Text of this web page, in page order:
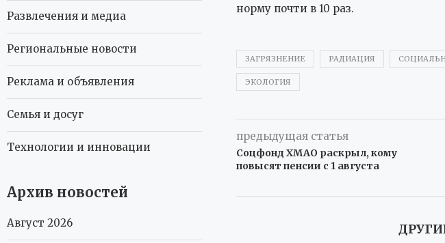
норму почти в 10 раз.
ЗАГРЯЗНЕНИЕ РАДИАЦИЯ
ЭКОЛОГИЯ
предыдущая статья
Соцфонд ХМАО раскрыл, кому
повысят пенсии с 1 августа
Развлечения и медиа
Региональные новости
Реклама и объявления
Семья и досуг
Технологии и инновации
Архив новостей
Август 2026